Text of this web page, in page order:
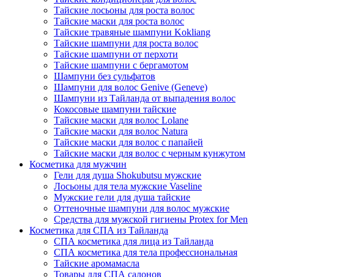
Тайские лосьоны для роста волос
Тайские маски для роста волос
Тайские травяные шампуни Kokliang
Тайские шампуни для роста волос
Тайские шампуни от перхоти
Тайские шампуни с бергамотом
Шампуни без сульфатов
Шампуни для волос Genive (Geneve)
Шампуни из Тайланда от выпадения волос
Кокосовые шампуни тайские
Тайские маски для волос Lolane
Тайские маски для волос Natura
Тайские маски для волос с папайей
Тайские маски для волос с черным кунжутом
Косметика для мужчин
Гели для душа Shokubutsu мужские
Лосьоны для тела мужские Vaseline
Мужские гели для душа тайские
Оттеночные шампуни для волос мужские
Средства для мужской гигиены Protex for Men
Косметика для СПА из Тайланда
СПА косметика для лица из Тайланда
СПА косметика для тела профессиональная
Тайские аромамасла
Товары для СПА салонов